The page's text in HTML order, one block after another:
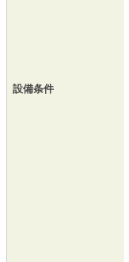
設備条件